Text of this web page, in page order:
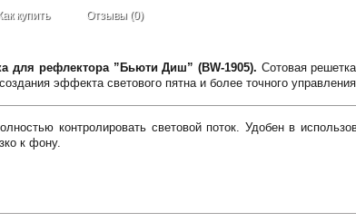
купить Отзывы (0)
для рефлектора ”Бьюти Диш” (BW-1905). Сотовая
эффекта светового пятна и более точного
контролировать световой поток. Удобен в
к фону.